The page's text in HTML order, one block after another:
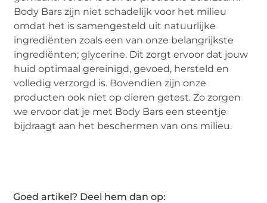
Body Bars zijn niet schadelijk voor het milieu
omdat het is samengesteld uit natuurlijke
ingrediënten zoals een van onze belangrijkste
ingrediënten; glycerine. Dit zorgt ervoor dat jouw
huid optimaal gereinigd, gevoed, hersteld en
volledig verzorgd is. Bovendien zijn onze
producten ook niet op dieren getest. Zo zorgen
we ervoor dat je met Body Bars een steentje
bijdraagt aan het beschermen van ons milieu.
Goed artikel? Deel hem dan op: